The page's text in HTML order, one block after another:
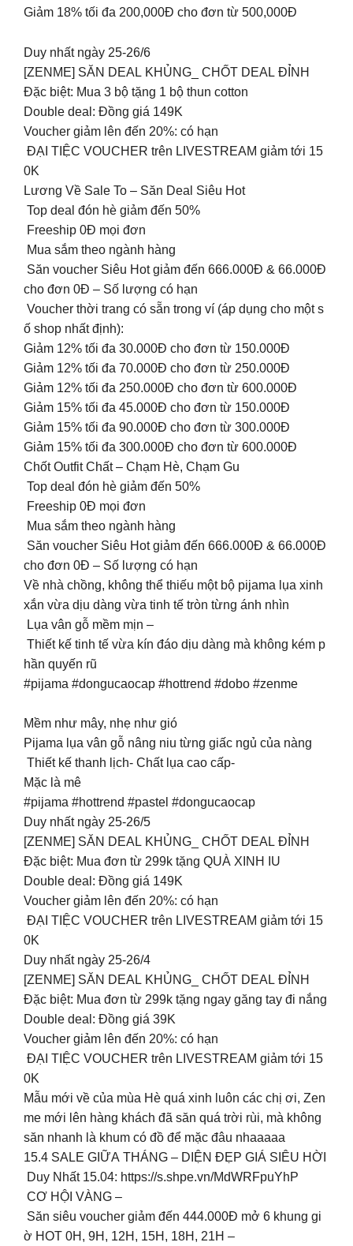
Giảm 18% tối đa 200,000Đ cho đơn từ 500,000Đ
Duy nhất ngày 25-26/6
[ZENME] SĂN DEAL KHỦNG_ CHỐT DEAL ĐỈNH
Đặc biệt: Mua 3 bộ tặng 1 bộ thun cotton
Double deal: Đồng giá 149K
Voucher giảm lên đến 20%: có hạn
ĐẠI TIỆC VOUCHER trên LIVESTREAM giảm tới 15
0K
Lương Về Sale To – Săn Deal Siêu Hot
Top deal đón hè giảm đến 50%
Freeship 0Đ mọi đơn
Mua sắm theo ngành hàng
Săn voucher Siêu Hot giảm đến 666.000Đ & 66.000Đ
cho đơn 0Đ – Số lượng có hạn
️ Voucher thời trang có sẵn trong ví (áp dụng cho một s
ố shop nhất định):
Giảm 12% tối đa 30.000Đ cho đơn từ 150.000Đ
Giảm 12% tối đa 70.000Đ cho đơn từ 250.000Đ
Giảm 12% tối đa 250.000Đ cho đơn từ 600.000Đ
Giảm 15% tối đa 45.000Đ cho đơn từ 150.000Đ
Giảm 15% tối đa 90.000Đ cho đơn từ 300.000Đ
Giảm 15% tối đa 300.000Đ cho đơn từ 600.000Đ
Chốt Outfit Chất – Chạm Hè, Chạm Gu
Top deal đón hè giảm đến 50%
Freeship 0Đ mọi đơn
Mua sắm theo ngành hàng
Săn voucher Siêu Hot giảm đến 666.000Đ & 66.000Đ
cho đơn 0Đ – Số lượng có hạn
Về nhà chồng, không thể thiếu một bộ pijama lụa xinh
xắn vừa dịu dàng vừa tinh tế tròn từng ánh nhìn ️
Lụa vân gỗ mềm mịn –
Thiết kế tinh tế vừa kín đáo dịu dàng mà không kém p
hần quyến rũ
#pijama #dongucaocap #hottrend #dobo #zenme
Mềm như mây, nhẹ như gió
Pijama lụa vân gỗ nâng niu từng giấc ngủ của nàng ️
Thiết kế thanh lịch- Chất lụa cao cấp-
Mặc là mê
#pijama #hottrend #pastel #dongucaocap
Duy nhất ngày 25-26/5
[ZENME] SĂN DEAL KHỦNG_ CHỐT DEAL ĐỈNH
Đặc biệt: Mua đơn từ 299k tặng QUÀ XINH IU
Double deal: Đồng giá 149K
Voucher giảm lên đến 20%: có hạn
ĐẠI TIỆC VOUCHER trên LIVESTREAM giảm tới 15
0K
Duy nhất ngày 25-26/4
[ZENME] SĂN DEAL KHỦNG_ CHỐT DEAL ĐỈNH
Đặc biệt: Mua đơn từ 299k tặng ngay găng tay đi nắng
Double deal: Đồng giá 39K
Voucher giảm lên đến 20%: có hạn
ĐẠI TIỆC VOUCHER trên LIVESTREAM giảm tới 15
0K
Mẫu mới về của mùa Hè quá xinh luôn các chị ơi, Zen
me mới lên hàng khách đã săn quá trời rùi, mà không
săn nhanh là khum có đồ để mặc đâu nhaaaaa
15.4 SALE GIỮA THÁNG – DIỆN ĐẸP GIÁ SIÊU HỜI
Duy Nhất 15.04: https://s.shpe.vn/MdWRFpuYhP
CƠ HỘI VÀNG –
Săn siêu voucher giảm đến 444.000Đ mở 6 khung gi
ờ HOT 0H, 9H, 12H, 15H, 18H, 21H –